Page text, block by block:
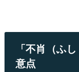
「不肖（ふ
意点